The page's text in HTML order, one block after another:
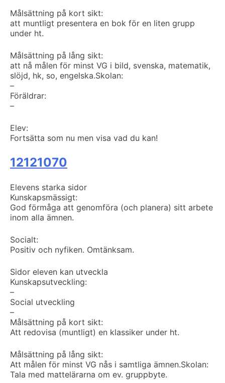
Målsättning på kort sikt:
att muntligt presentera en bok för en liten grupp
under ht.
Målsättning på lång sikt:
att nå målen för minst VG i bild, svenska, matematik,
slöjd, hk, so, engelska.Skolan:
–
Föräldrar:
–
Elev:
Fortsätta som nu men visa vad du kan!
12121070
Elevens starka sidor
Kunskapsmässigt:
God förmåga att genomföra (och planera) sitt arbete
inom alla ämnen.
Socialt:
Positiv och nyfiken. Omtänksam.
Sidor eleven kan utveckla
Kunskapsutveckling:
–
Social utveckling
–
Målsättning på kort sikt:
Att redovisa (muntligt) en klassiker under ht.
Målsättning på lång sikt:
Att målen för minst VG nås i samtliga ämnen.Skolan:
Tala med mattelärarna om ev. gruppbyte.